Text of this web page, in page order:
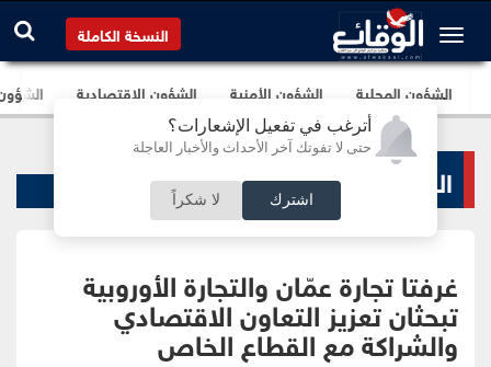
أترغب في تفعيل الإشعارات؟
حتى لا تفوتك آخر الأحداث والأخبار العاجلة
اشترك لا شكراً
النسخة الكاملة
الشؤون المحلية الشؤون الأمنية الشؤون الإقتصادية
الشؤون الإقتصادية
غرفتا تجارة عمّان والتجارة الأوروبية
تبحثان تعزيز التعاون الاقتصادي
والشراكة مع القطاع الخاص